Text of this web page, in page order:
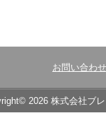
お問い合わせ
2026 株式会社ブ